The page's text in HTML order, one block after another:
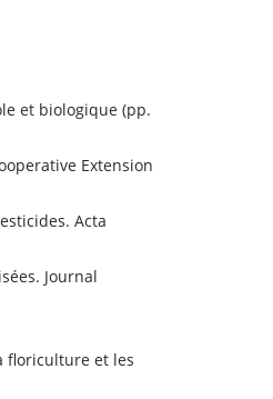
et biologique (pp.
Extension
Acta
Journal
floriculture et les